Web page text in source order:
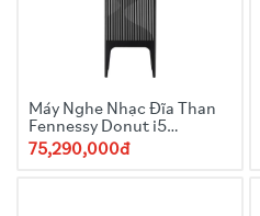
Máy Nghe Nhạc Đĩa Than
Fennessy Donut i5
Quicksand 2025 kèn
Snake
75,290,000đ